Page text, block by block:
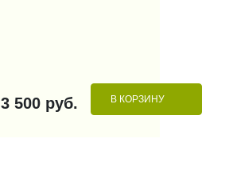
3 500 руб. В КОРЗИНУ